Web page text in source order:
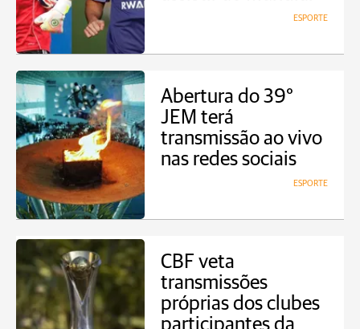
ESPORTE
Abertura do 39°
JEM terá
transmissão ao vivo
nas redes sociais
ESPORTE
CBF veta
transmissões
próprias dos clubes
participantes da